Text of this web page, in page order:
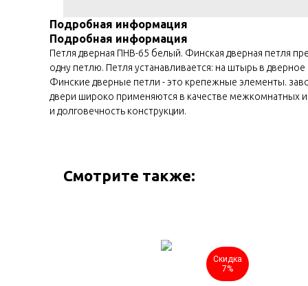
Подробная информация
Подробная информация
Петля дверная ПНВ-65 белый. Финская дверная петля
одну петлю. Петля устанавливается: на штырь в
Финские дверные петли - это крепежные элементы.
двери широко применяются в качестве межкомнатных
и долговечность конструкции.
Смотрите также:
Скидка
7%